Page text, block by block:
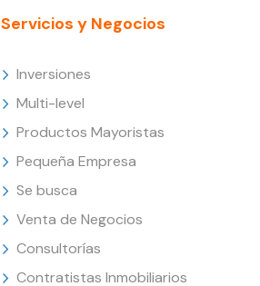
Servicios y Negocios
Inversiones
Multi-level
Productos Mayoristas
Pequeña Empresa
Se busca
Venta de Negocios
Consultorías
Contratistas Inmobiliarios